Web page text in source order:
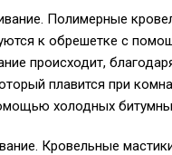
Полимерные
к обрешетке с
происходит,
плавится при
холодных
Кровельные